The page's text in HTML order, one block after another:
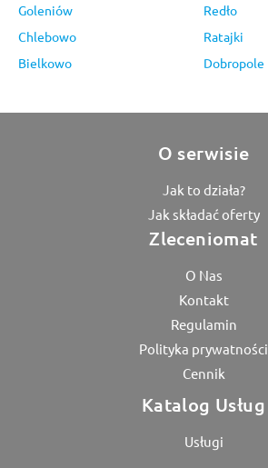
Goleniów
Redło
Chlebowo
Ratajki
Bielkowo
Dobropole
O serwisie
Jak to działa?
Jak składać oferty
Zleceniomat
O Nas
Kontakt
Regulamin
Polityka prywatności
Cennik
Katalog Usług
Usługi